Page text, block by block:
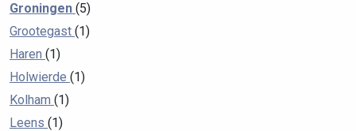
Groningen (5)
Grootegast (1)
Haren (1)
Holwierde (1)
Kolham (1)
Leens (1)